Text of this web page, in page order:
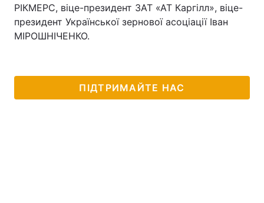
РІКМЕРС, віце-президент ЗАТ «АТ Каргілл», віце-
президент Української зернової асоціації Іван
МІРОШНІЧЕНКО.
ПІДТРИМАЙТЕ НАС